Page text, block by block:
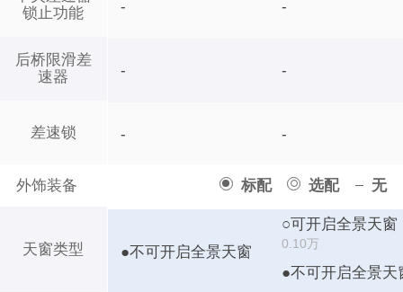
锁止功能
后桥限滑差
速器
差速锁
外饰装备 标配 选配 无
天窗类型
- -
- -
- -
●不可开启全景天窗
○可开启全景天窗
0.10万
●不可开启全景天